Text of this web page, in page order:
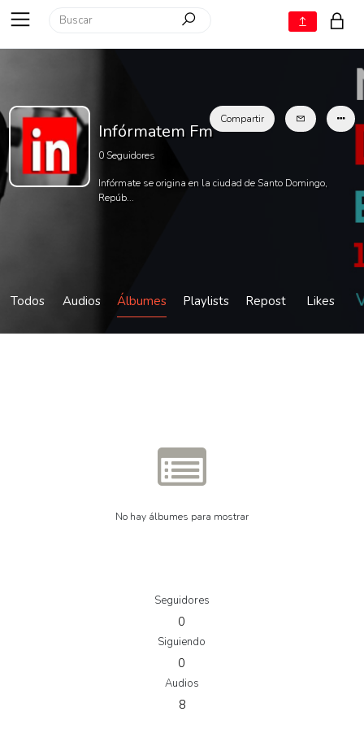
Infórmatem Fm
0Seguidores
Infórmate se origina en la ciudad de Santo Domingo,
Repúb...
Compartir
Todos Audios Álbumes Playlists Repost Likes
No hay álbumes para mostrar
Seguidores
0
Siguiendo
0
Audios
8